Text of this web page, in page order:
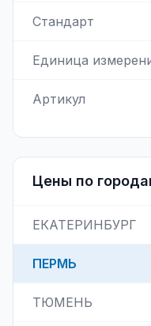
Стандарт
Единица
Артикул
Цены по
ЕКАТЕРИНБУРГ
ПЕРМЬ
ТЮМЕНЬ